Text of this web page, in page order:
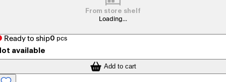
From store shelf
Loading...
Ready to ship0 pcs
available
Add to cart